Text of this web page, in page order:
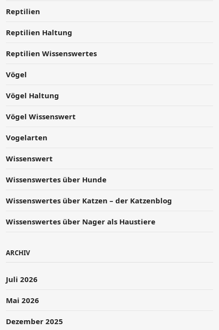
Reptilien
Reptilien Haltung
Reptilien Wissenswertes
Vögel
Vögel Haltung
Vögel Wissenswert
Vogelarten
Wissenswert
Wissenswertes über Hunde
Wissenswertes über Katzen – der Katzenblog
Wissenswertes über Nager als Haustiere
ARCHIV
Juli 2026
Mai 2026
Dezember 2025